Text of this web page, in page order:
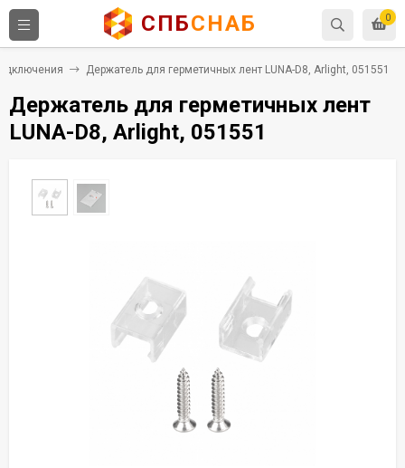
0
СПБСНАБ
Держатель для герметичных лент LUNA-D8, Arlight, 051551
Держатель для герметичных лент
LUNA-D8, Arlight, 051551